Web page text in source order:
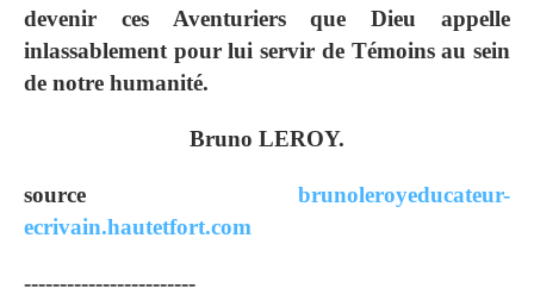
devenir ces Aventuriers que Dieu appelle
inlassablement pour lui servir de Témoins au sein
de notre humanité.
Bruno LEROY.
source brunoleroyeducateur-
ecrivain.hautetfort.com
------------------------